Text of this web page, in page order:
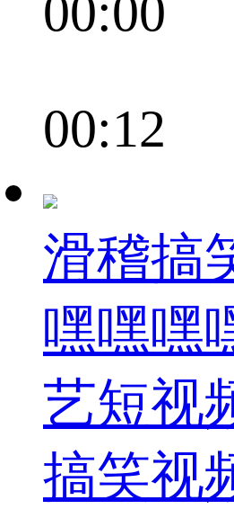
00:00
00:12
滑稽搞
嘿嘿嘿
艺短视
搞笑视